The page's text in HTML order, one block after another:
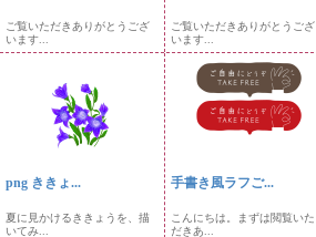
ご覧いただきありがとうござ
います...
ご覧いただきありがとうござ
います...
png ききょ...
夏に見かけるききょうを、描
いてみ...
手書き風ラフご...
こんにちは。まずは閲覧いた
だきあ...